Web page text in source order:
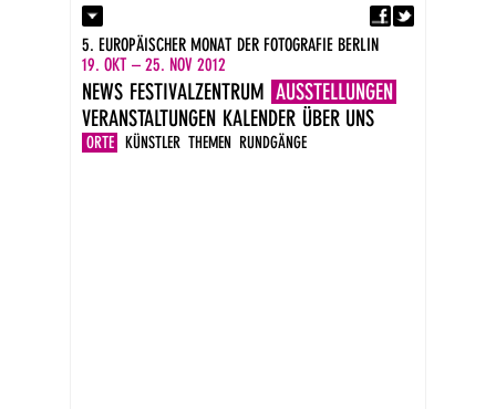
Kontakt
Presse
Impressum
DE
EN
5. EUROPÄISCHER MONAT DER FOTOGRAFIE BERLIN
19. OKT – 25. NOV 2012
NEWS FESTIVALZENTRUM AUSSTELLUNGEN
ORTE KÜNSTLER THEMEN RUNDGÄNGE
VERANSTALTUNGEN KALENDER ÜBER UNS